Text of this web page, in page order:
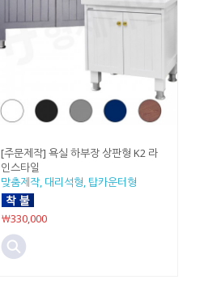
[주문제작] 욕실 하부장 상판형 K2 라
인스타일
맞춤제작, 대리석형, 탑카운터형
￦330,000